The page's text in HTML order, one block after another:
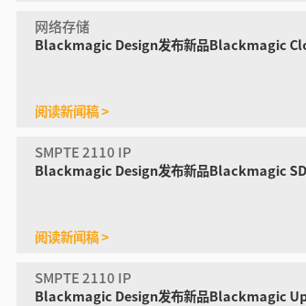
网络存储
Blackmagic Design发布新品Blackmagic
阅读新闻稿 >
SMPTE 2110 IP
Blackmagic Design发布新品Blackmagic
阅读新闻稿 >
SMPTE 2110 IP
Blackmagic Design发布新品Blackmagic